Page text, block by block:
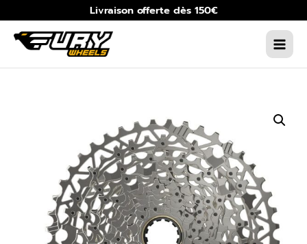
au
contenu
Livraison offerte dès 150€
MAIN